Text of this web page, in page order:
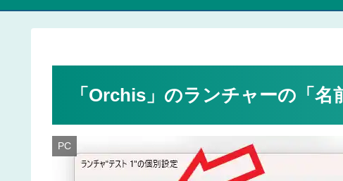
「Orchis」のランチャーの「名
PC